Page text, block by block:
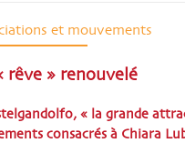
et mouvements
rêve » renouvelé
« la grande
consacrés à Chiara